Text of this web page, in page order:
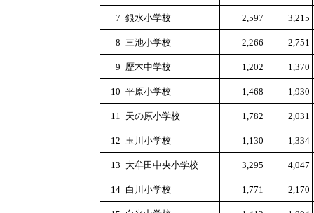
7 銀水小学校 2,597 3,215
8 三池小学校 2,266 2,751
9 歴木中学校 1,202 1,370
10 平原小学校 1,468 1,930
11 天の原小学校 1,782 2,031
12 玉川小学校 1,130 1,334
13 大牟田中央小学校 3,295 4,047
14 白川小学校 1,771 2,170